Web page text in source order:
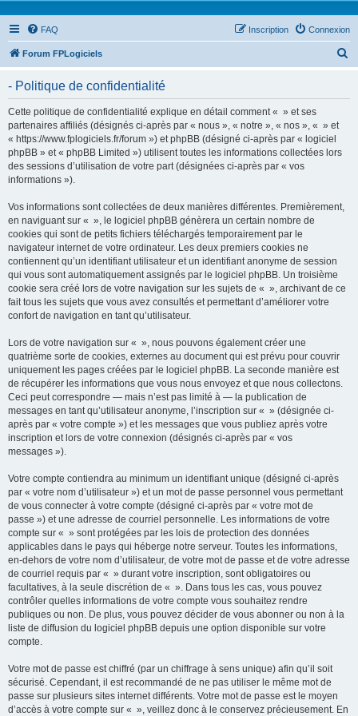
FAQ Connexion
Inscription
Forum FPLogiciels
- Politique de confidentialité
Cette politique de confidentialité explique en détail comment « » et ses
partenaires affiliés (désignés ci-après par « nous », « notre », « nos », « » et
« https://www.fplogiciels.fr/forum ») et phpBB (désigné ci-après par « logiciel
phpBB » et « phpBB Limited ») utilisent toutes les informations collectées lors
des sessions d’utilisation de votre part (désignées ci-après par « vos
informations »).
Vos informations sont collectées de deux manières différentes. Premièrement,
en naviguant sur « », le logiciel phpBB génèrera un certain nombre de
cookies qui sont de petits fichiers téléchargés temporairement par le
navigateur internet de votre ordinateur. Les deux premiers cookies ne
contiennent qu’un identifiant utilisateur et un identifiant anonyme de session
qui vous sont automatiquement assignés par le logiciel phpBB. Un troisième
cookie sera créé lors de votre navigation sur les sujets de « », archivant de ce
fait tous les sujets que vous avez consultés et permettant d’améliorer votre
confort de navigation en tant qu’utilisateur.
Lors de votre navigation sur « », nous pouvons également créer une
quatrième sorte de cookies, externes au document qui est prévu pour couvrir
uniquement les pages créées par le logiciel phpBB. La seconde manière est
de récupérer les informations que vous nous envoyez et que nous collectons.
Ceci peut correspondre — mais n’est pas limité à — la publication de
messages en tant qu’utilisateur anonyme, l’inscription sur « » (désignée ci-
après par « votre compte ») et les messages que vous publiez après votre
inscription et lors de votre connexion (désignés ci-après par « vos
messages »).
Votre compte contiendra au minimum un identifiant unique (désigné ci-après
par « votre nom d’utilisateur ») et un mot de passe personnel vous permettant
de vous connecter à votre compte (désigné ci-après par « votre mot de
passe ») et une adresse de courriel personnelle. Les informations de votre
compte sur « » sont protégées par les lois de protection des données
applicables dans le pays qui héberge notre serveur. Toutes les informations,
en-dehors de votre nom d’utilisateur, de votre mot de passe et de votre adresse
de courriel requis par « » durant votre inscription, sont obligatoires ou
facultatives, à la seule discrétion de « ». Dans tous les cas, vous pouvez
contrôler quelles informations de votre compte vous souhaitez rendre
publiques ou non. De plus, vous pouvez décider de vous abonner ou non à la
liste de diffusion du logiciel phpBB depuis une option disponible sur votre
compte.
Votre mot de passe est chiffré (par un chiffrage à sens unique) afin qu’il soit
sécurisé. Cependant, il est recommandé de ne pas utiliser le même mot de
passe sur plusieurs sites internet différents. Votre mot de passe est le moyen
d’accès à votre compte sur « », veillez donc à le conservez précieusement. En